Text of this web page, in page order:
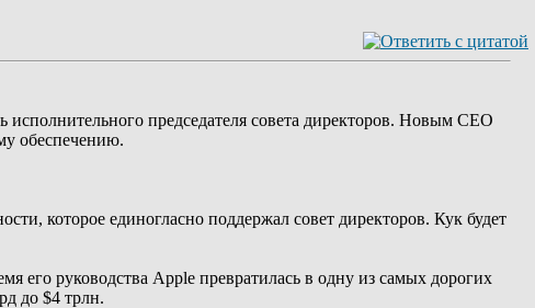
председателя совета директоров. Новым CEO
обеспечению.
которое единогласно поддержал совет директоров. Кук будет
его руководства Apple превратилась в одну из самых дорогих
до $4 трлн.